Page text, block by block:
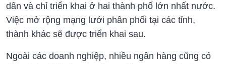
dân và chỉ triển khai ở hai thành phố lớn nhất nước.
Việc mở rộng mạng lưới phân phối tại các tỉnh,
thành khác sẽ được triển khai sau.
Ngoài các doanh nghiệp, nhiều ngân hàng cũng có